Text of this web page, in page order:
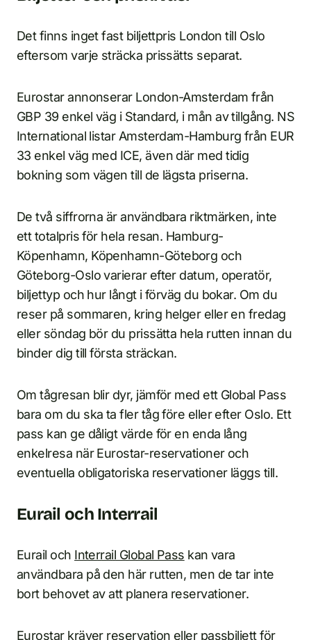
Det finns inget fast biljettpris London till Oslo
eftersom varje sträcka prissätts separat.
Eurostar annonserar London-Amsterdam från
GBP 39 enkel väg i Standard, i mån av tillgång. NS
International listar Amsterdam-Hamburg från EUR
33 enkel väg med ICE, även där med tidig
bokning som vägen till de lägsta priserna.
De två siffrorna är användbara riktmärken, inte
ett totalpris för hela resan. Hamburg-
Köpenhamn, Köpenhamn-Göteborg och
Göteborg-Oslo varierar efter datum, operatör,
biljettyp och hur långt i förväg du bokar. Om du
reser på sommaren, kring helger eller en fredag
eller söndag bör du prissätta hela rutten innan du
binder dig till första sträckan.
Om tågresan blir dyr, jämför med ett Global Pass
bara om du ska ta fler tåg före eller efter Oslo. Ett
pass kan ge dåligt värde för en enda lång
enkelresa när Eurostar-reservationer och
eventuella obligatoriska reservationer läggs till.
Eurail och Interrail
Eurail och Interrail Global Pass kan vara
användbara på den här rutten, men de tar inte
bort behovet av att planera reservationer.
Eurostar kräver reservation eller passbiljett för